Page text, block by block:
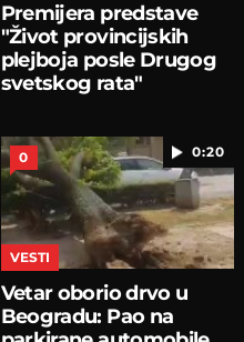
Premijera predstave
"Život provincijskih
plejboja posle Drugog
svetskog rata"
0:20
0
VESTI
Vetar oborio drvo u
Beogradu: Pao na